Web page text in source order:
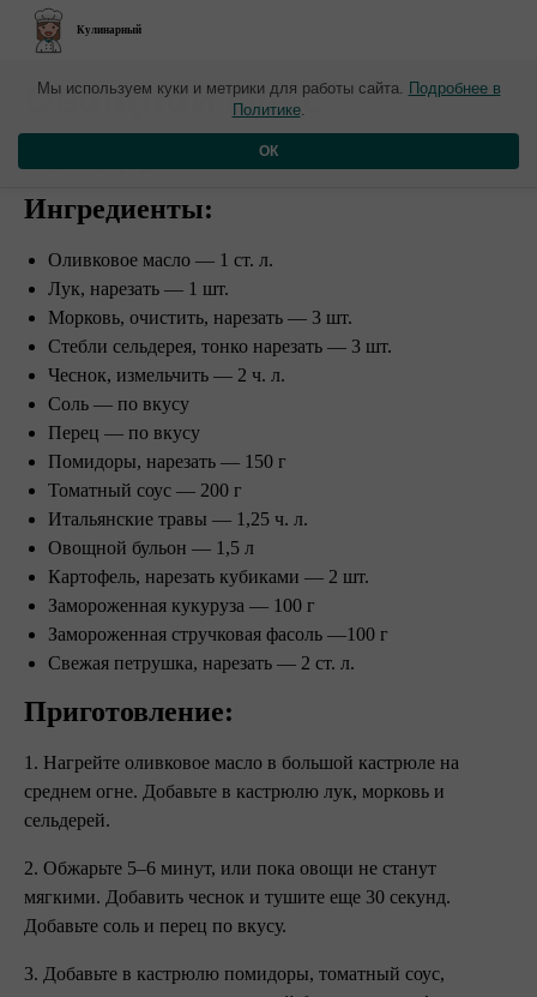
Кулинарный
​Овощной суп с
кукурузой и томатами
Ингредиенты:
Оливковое масло — 1 ст. л.
Лук, нарезать — 1 шт.
Морковь, очистить, нарезать — 3 шт.
Стебли сельдерея, тонко нарезать — 3 шт.
Чеснок, измельчить — 2 ч. л.
Соль — по вкусу
Перец — по вкусу
Помидоры, нарезать — 150 г
Томатный соус — 200 г
Итальянские травы — 1,25 ч. л.
Овощной бульон — 1,5 л
Картофель, нарезать кубиками — 2 шт.
Замороженная кукуруза — 100 г
Замороженная стручковая фасоль —100 г
Свежая петрушка, нарезать — 2 ст. л.
Приготовление:
1. Нагрейте оливковое масло в большой кастрюле на
среднем огне. Добавьте в кастрюлю лук, морковь и
сельдерей.
2. Обжарьте 5–6 минут, или пока овощи не станут
мягкими. Добавить чеснок и тушите еще 30 секунд.
Добавьте соль и перец по вкусу.
3. Добавьте в кастрюлю помидоры, томатный соус,
Мы используем куки и метрики для работы сайта. Подробнее в
Политике.
ОК